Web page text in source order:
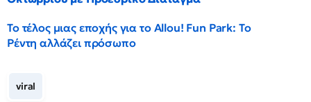
Το τέλος μιας εποχής για το Allou! Fun Park: Το
Ρέντη αλλάζει πρόσωπο
viral